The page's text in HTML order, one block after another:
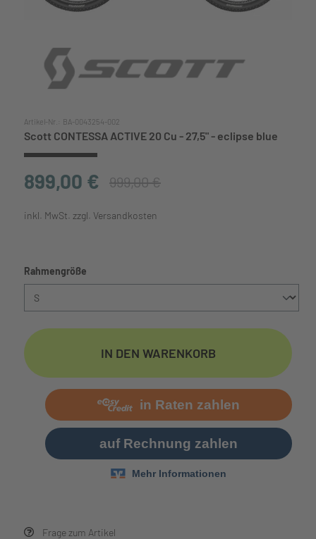
Artikel-Nr.: BA-0043254-002
Scott CONTESSA ACTIVE 20 Cu - 27,5" - eclipse blue
899,00 € 999,00 €
inkl. MwSt. zzgl. Versandkosten
Frage zum Artikel
Rahmengröße
IN DEN WARENKORB